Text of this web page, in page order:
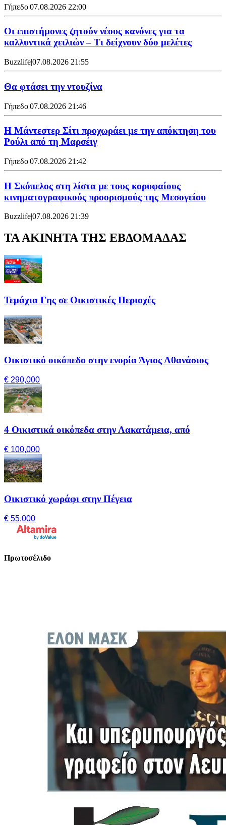
Γήπεδο|07.08.2026 22:00
Οι επιστήμονες ζητούν νέους κανόνες για τα
καλλυντικά χειλιών – Τι δείχνουν δύο μελέτες
Buzzlife|07.08.2026 21:55
Θα φτάσει την ντουζίνα
Γήπεδο|07.08.2026 21:46
Η Μάντεστερ Σίτι προχωράει με την απόκτηση του
Ρούλι από τη Μαρσέιγ
Γήπεδο|07.08.2026 21:42
Η Σκόπελος στη λίστα με τους κορυφαίους
κινηματογραφικούς προορισμούς της Μεσογείου
Buzzlife|07.08.2026 21:39
ΤΑ ΑΚΙΝΗΤΑ ΤΗΣ ΕΒΔΟΜΑΔΑΣ
Τεμάχια Γης σε Οικιστικές Περιοχές
Οικιστικό οικόπεδο στην ενορία Άγιος Αθανάσιος
€ 290,000
4 Οικιστικά οικόπεδα στην Λακατάμεια, από
€ 100,000
Οικιστικό χωράφι στην Πέγεια
€ 55,000
Πρωτοσέλιδο